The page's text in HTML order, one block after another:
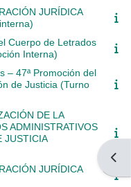
JURÍDICA
Cuerpo de Letrados
Interna)
– 47ª Promoción del
de Justicia (Turno
DE LA
ADMINISTRATIVOS
JUSTICIA
JURÍDICA